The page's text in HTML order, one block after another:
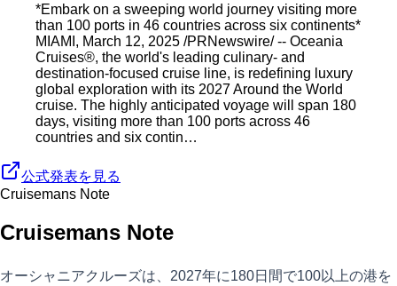
*Embark on a sweeping world journey visiting more
than 100 ports in 46 countries across six continents*
MIAMI, March 12, 2025 /PRNewswire/ -- Oceania
Cruises®, the world's leading culinary- and
destination-focused cruise line, is redefining luxury
global exploration with its 2027 Around the World
cruise. The highly anticipated voyage will span 180
days, visiting more than 100 ports across 46
countries and six contin…
公式発表を見る
Cruisemans Note
Cruisemans Note
オーシャニアクルーズは、2027年に180日間で100以上の港を